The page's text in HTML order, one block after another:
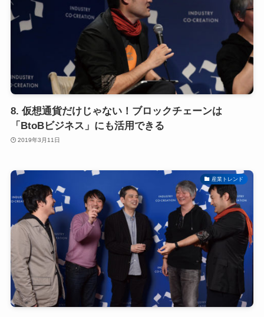
8. 仮想通貨だけじゃない！ブロックチェーンは
「BtoBビジネス」にも活用できる
2019年3月11日
産業トレンド